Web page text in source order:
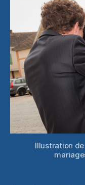
Illustration